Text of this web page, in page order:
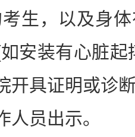
生，以及身
安装有心脏
开具证明或诊
人员出示。